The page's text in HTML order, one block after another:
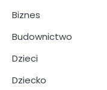
Biznes
Budownictwo
Dzieci
Dziecko